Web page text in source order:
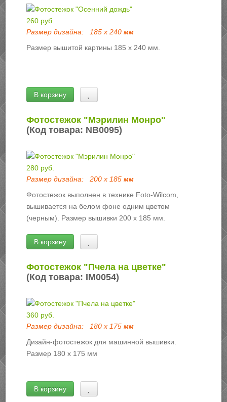
260 руб.
Размер дизайна:
185 х 240 мм
Размер вышитой картины 185 х 240 мм.
В корзину
Фотостежок "Мэрилин Монро"
(Код товара: NB0095)
280 руб.
Размер дизайна:
200 х 185 мм
Фотостежок выполнен в технике Foto-Wilcom,
вышивается на белом фоне одним цветом
(черным). Размер вышивки 200 х 185 мм.
В корзину
Фотостежок "Пчела на цветке"
(Код товара: IM0054)
360 руб.
Размер дизайна:
180 х 175 мм
Дизайн-фотостежок для машинной вышивки.
Размер 180 х 175 мм
В корзину